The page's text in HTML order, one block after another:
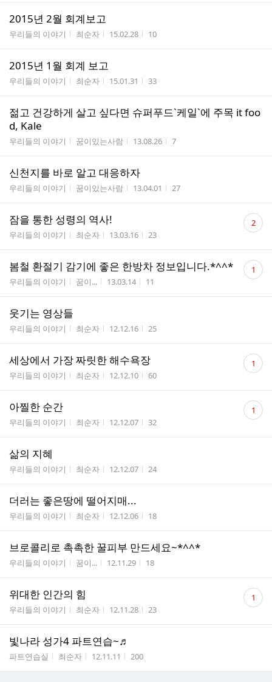
2015년 2월 회계보고
게시판명
우리들의 이야기 작성자
최순자 작성시간
15.02.28 조회수
10
2015년 1월 회계 보고
게시판명
우리들의 이야기 작성자
최순자 작성시간
15.01.31 조회수
33
젊고 건강하게 살고 싶다면 슈퍼푸드`케일`에 주목 it foo
d, Kale
게시판명
우리들의 이야기 작성자
꿈이있는사람 작성시간
13.08.26 조회수
7
신천지를 바로 알고 대응하자
게시판명
우리들의 이야기 작성자
꿈이있는사람 작성시간
13.04.01 조회수
27
잠을 통한 성령의 역사!
게시판명
우리들의 이야기 작성자
최순자 작성시간
13.03.16 조회수
23
댓
글 2
봄철 환절기 감기에 좋은 한방차 정보입니다.*^^*
게시판명
우리들의 이야기 작성자
꿈이... 작성시간
13.03.14 조회수
11
댓
글 1
웃기는 영상들
게시판명
우리들의 이야기 작성자
최순자 작성시간
12.12.16 조회수
25
세상에서 가장 짜릿한 해수욕장
게시판명
우리들의 이야기 작성자
최순자 작성시간
12.12.10 조회수
60
댓
글 1
아찔한 순간
게시판명
우리들의 이야기 작성자
최순자 작성시간
12.12.07 조회수
32
댓
글 1
삶의 지혜
게시판명
우리들의 이야기 작성자
최순자 작성시간
12.12.07 조회수
24
더러는 좋은땅에 떨어지매...
게시판명
우리들의 이야기 작성자
최순자 작성시간
12.12.06 조회수
18
브로콜리로 촉촉한 꿀피부 만드세요~*^^*
게시판명
우리들의 이야기 작성자
꿈이... 작성시간
12.11.29 조회수
18
위대한 인간의 힘
게시판명
우리들의 이야기 작성자
최순자 작성시간
12.11.28 조회수
23
댓
글 1
빛나라 성가4 파트연습~♬
게시판명
파트연습실 작성자
최순자 작성시간
12.11.11 조회수
200